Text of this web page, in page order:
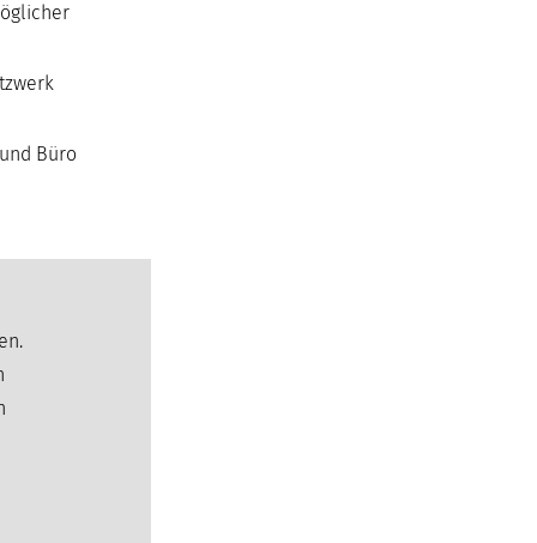
Büro